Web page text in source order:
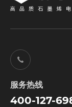
服务热线
400-127-